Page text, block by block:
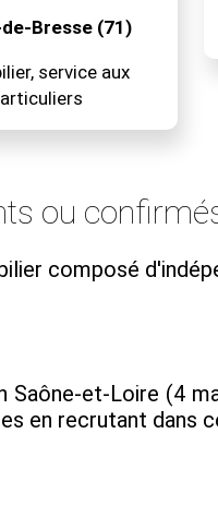
Bresse (71)
service aux
ou
composé
et-Loire (4
en recrutant dans